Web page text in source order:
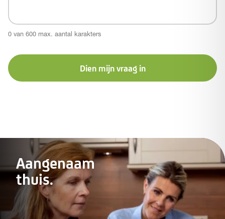
0 van 600 max. aantal karakters
Dien mijn vraag in
Aangenaam
thuis.